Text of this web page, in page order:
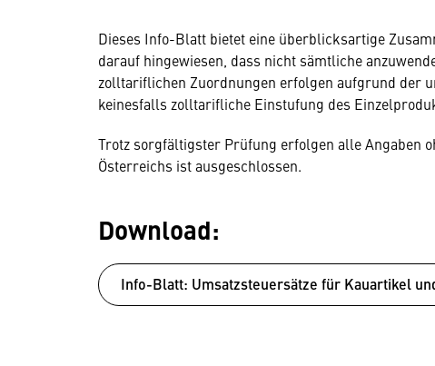
Dieses Info-Blatt bietet eine überblicksartige
darauf hingewiesen, dass nicht sämtliche
zolltariflichen Zuordnungen erfolgen aufgrund der
keinesfalls zolltarifliche Einstufung des
Trotz sorgfältigster Prüfung erfolgen alle Angaben
Österreichs ist ausgeschlossen.
Download:
Info-Blatt: Umsatzsteuersätze für Kauartikel